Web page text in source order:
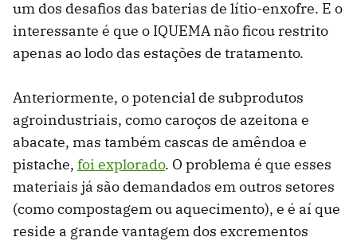
um dos desafios das baterias de lítio-enxofre. E o
interessante é que o IQUEMA não ficou restrito
apenas ao lodo das estações de tratamento.
Anteriormente, o potencial de subprodutos
agroindustriais, como caroços de azeitona e
abacate, mas também cascas de amêndoa e
pistache, foi explorado. O problema é que esses
materiais já são demandados em outros setores
(como compostagem ou aquecimento), e é aí que
reside a grande vantagem dos excrementos